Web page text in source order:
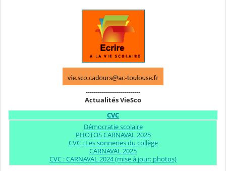
---------------------------
Actualités VieSco
CVC
Démocratie scolaire
PHOTOS CARNAVAL 2025
CVC : Les sonneries du collège
CARNAVAL 2025
CVC : CARNAVAL 2024 (mise à jour: photos)